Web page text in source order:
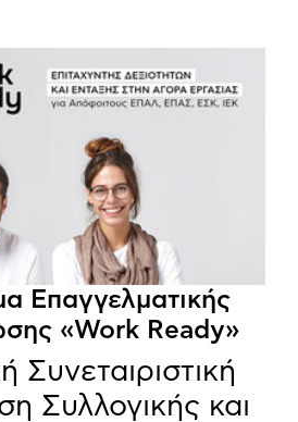
Επαγγελματικής
«Work Ready»
Συνεταιριστική
Συλλογικής και